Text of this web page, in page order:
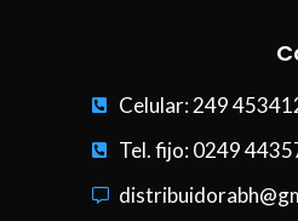
Celular: 249
Tel. fijo: 0249